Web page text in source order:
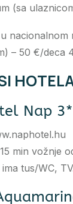
(sa
nacionalnom
– 50 €/deca
Nap 3*
min vožnje
tus/WC,